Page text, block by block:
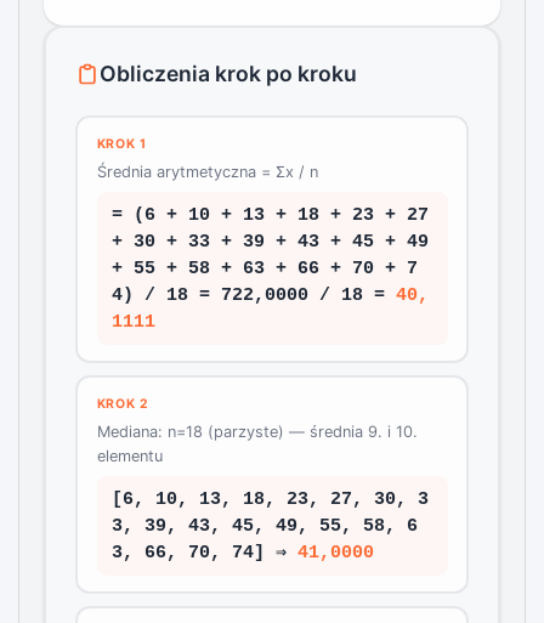
Obliczenia krok po kroku
KROK 1
Średnia arytmetyczna = Σx / n
= (6 + 10 + 13 + 18 + 23 + 27
+ 30 + 33 + 39 + 43 + 45 + 49
+ 55 + 58 + 63 + 66 + 70 + 7
4) / 18 = 722,0000 / 18 = 40,
1111
KROK 2
Mediana: n=18 (parzyste) — średnia 9. i 10.
elementu
[6, 10, 13, 18, 23, 27, 30, 3
3, 39, 43, 45, 49, 55, 58, 6
3, 66, 70, 74] ⇒ 41,0000